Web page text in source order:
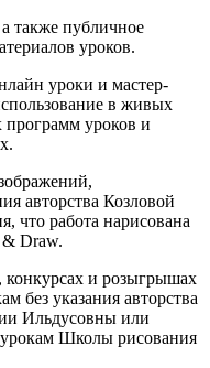
также публичное
уроков.
уроки и мастер-
в живых
программ уроков и
авторства Козловой
что работа нарисована
Draw.
конкурсах и розыгрышах
без указания авторства
Ильдусовны или
урокам Школы рисования